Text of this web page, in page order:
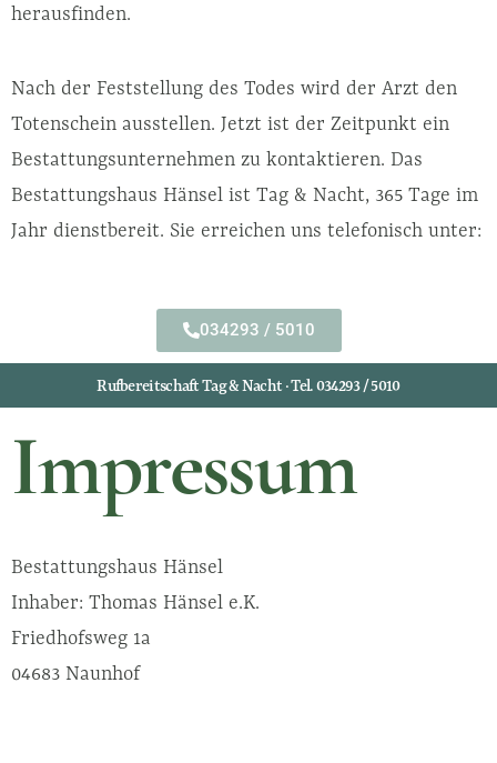
herausfinden.
Nach der Feststellung des Todes wird der Arzt den
Totenschein ausstellen. Jetzt ist der Zeitpunkt ein
Bestattungsunternehmen zu kontaktieren. Das
Bestattungshaus Hänsel ist Tag & Nacht, 365 Tage im
Jahr dienstbereit. Sie erreichen uns telefonisch unter:
034293 / 5010
Rufbereitschaft Tag & Nacht · Tel. 034293 / 5010
Impressum
Bestattungshaus Hänsel
Inhaber: Thomas Hänsel e.K.
Friedhofsweg 1a
04683 Naunhof